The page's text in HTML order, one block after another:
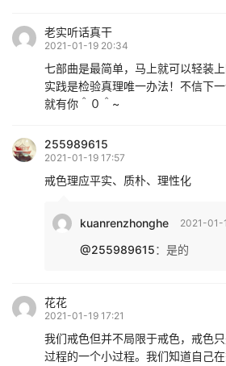
老实听话真干
2021-01-19 20:34
七部曲是最简单，马上就可以轻装上
实践是检验真理唯一办法！不信下
就有你＾０＾~
255989615
2021-01-19 17:57
戒色理应平实、质朴、理性化
kuanrenzhonghe 2021-01-
@255989615： 是的
花花
2021-01-19 17:21
我们戒色但并不局限于戒色，戒色
过程的一个小过程。我们知道自己